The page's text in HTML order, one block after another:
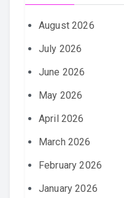
August 2026
July 2026
June 2026
May 2026
April 2026
March 2026
February 2026
January 2026